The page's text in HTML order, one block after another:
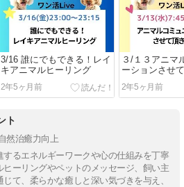
3/16 誰にでもできる！レイ
キアニマルヒーリング
2年5ヶ月前
３/１３アニマ
ーションさせ
2年5ヶ月前
ト
然治癒力向上
るエネルギーワークや心の仕組みを丁寧
ーリングやペットのメッセージ、飼い主
て、柔らかな癒しと深い気づきを与え、